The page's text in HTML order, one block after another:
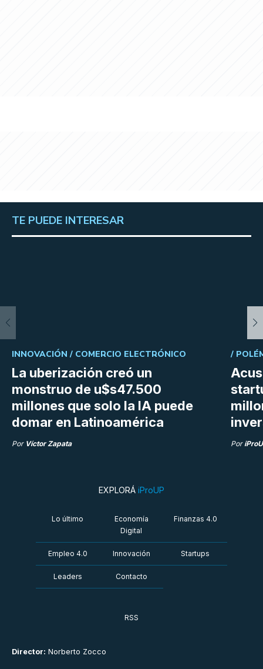
TE PUEDE INTERESAR
La uberización creó un
monstruo de u$s47.500
millones que solo la IA puede
domar en Latinoamérica
INNOVACIÓN / COMERCIO ELECTRÓNICO
Por Víctor Zapata
/
Por
Director: Norberto Zocco
EXPLORÁ iProUP
Lo último
Economía
Digital
Finanzas 4.0
Empleo 4.0 Innovación Startups
Leaders Contacto
RSS